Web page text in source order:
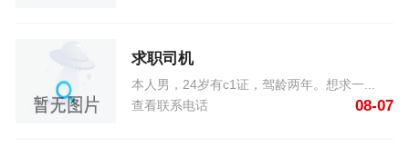
求职司机
本人男，24岁有c1证，驾龄两年。想求一...
查看联系电话
08-07